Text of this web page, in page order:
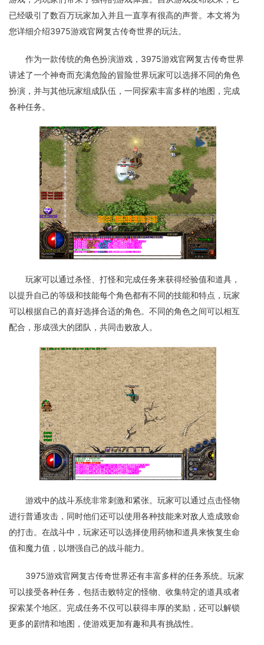
已经吸引了数百万玩家加入并且一直享有很高的声誉。本文将为
您详细介绍3975游戏官网复古传奇世界的玩法。
作为一款传统的角色扮演游戏，3975游戏官网复古传奇世界
讲述了一个神奇而充满危险的冒险世界玩家可以选择不同的角色
扮演，并与其他玩家组成队伍，一同探索丰富多样的地图，完成
各种任务。
玩家可以通过杀怪、打怪和完成任务来获得经验值和道具，
以提升自己的等级和技能每个角色都有不同的技能和特点，玩家
可以根据自己的喜好选择合适的角色。不同的角色之间可以相互
配合，形成强大的团队，共同击败敌人。
游戏中的战斗系统非常刺激和紧张。玩家可以通过点击怪物
进行普通攻击，同时他们还可以使用各种技能来对敌人造成致命
的打击。在战斗中，玩家还可以选择使用药物和道具来恢复生命
值和魔力值，以增强自己的战斗能力。
3975游戏官网复古传奇世界还有丰富多样的任务系统。玩家
可以接受各种任务，包括击败特定的怪物、收集特定的道具或者
探索某个地区。完成任务不仅可以获得丰厚的奖励，还可以解锁
更多的剧情和地图，使游戏更加有趣和具有挑战性。